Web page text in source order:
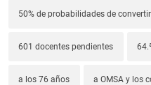
50% de probabilidades de
601 docentes pendientes
a los 76 años a OMSA y los